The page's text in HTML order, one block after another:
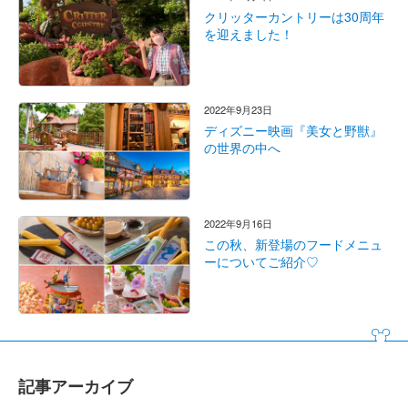
クリッターカントリーは30周年
を迎えました！
2022年9月23日
ディズニー映画『美女と野獣』
の世界の中へ
2022年9月16日
この秋、新登場のフードメニュ
ーについてご紹介♡
記事アーカイブ